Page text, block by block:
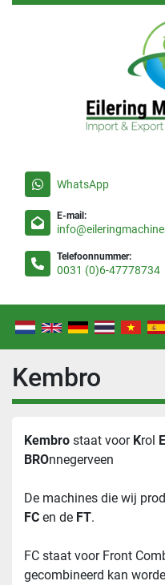
WhatsApp
E-mail:
Telefoonnummer:
0031 (0)6-47778734
Kembro
Kembro staat voor Krol E
BROnnegerveen
FC en de FT.
FC staat voor Front
gecombineerd kan